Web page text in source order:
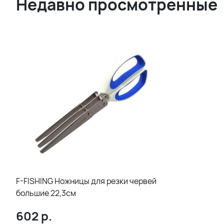
Недавно просмотренные
F-FISHING Ножницы для резки червей
большие 22,3см
602 р.